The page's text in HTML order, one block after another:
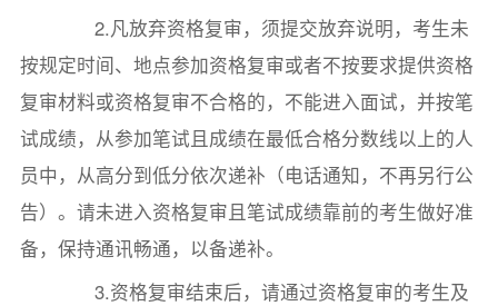
2.凡放弃资格复审，须提交放弃说明，考生未
按规定时间、地点参加资格复审或者不按要求提供资格
复审材料或资格复审不合格的，不能进入面试，并按笔
试成绩，从参加笔试且成绩在最低合格分数线以上的人
员中，从高分到低分依次递补（电话通知，不再另行公
告）。请未进入资格复审且笔试成绩靠前的考生做好准
备，保持通讯畅通，以备递补。
3.资格复审结束后，请通过资格复审的考生及